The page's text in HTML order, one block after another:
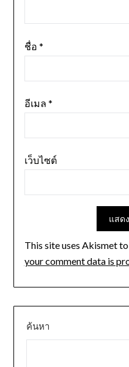
ชื่อ *
อีเมล *
เว็บไซต์
This site uses Akismet
your comment data is
ค้นหา